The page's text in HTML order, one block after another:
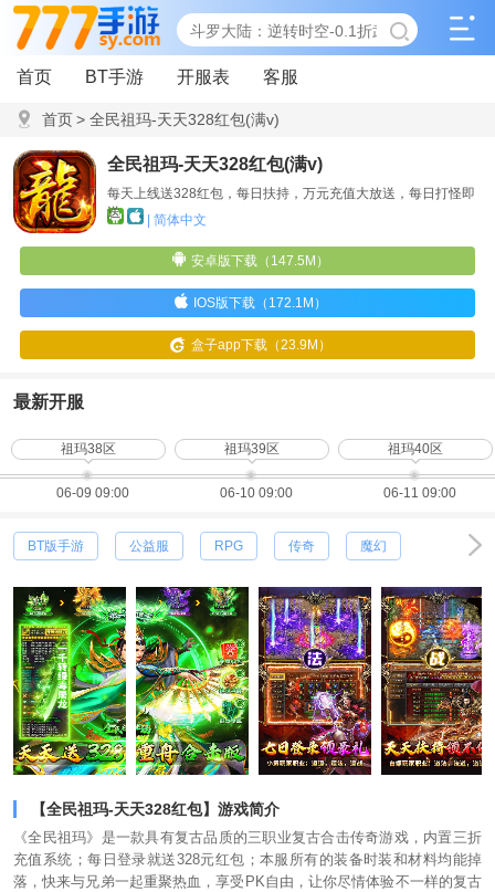
首页 BT手游 开服表 客服
首页> 全民祖玛-天天328红包(满v)
全民祖玛-天天328红包(满v)
每天上线送328红包，每日扶持，万元充值大放送，每日打怪即
送
| 简体中文
安卓版下载（147.5M）
IOS版下载（172.1M）
盒子app下载（23.9M）
最新开服
祖玛38区
06-09 09:00
祖玛39区
06-10 09:00
祖玛40区
06-11 09:00
BT版手游 公益服 RPG 传奇 魔幻
【全民祖玛-天天328红包】游戏简介
《全民祖玛》是一款具有复古品质的三职业复古合击传奇游戏，内置三折
充值系统；每日登录就送328元红包；本服所有的装备时装和材料均能掉
落，快来与兄弟一起重聚热血，享受PK自由，让你尽情体验不一样的复古